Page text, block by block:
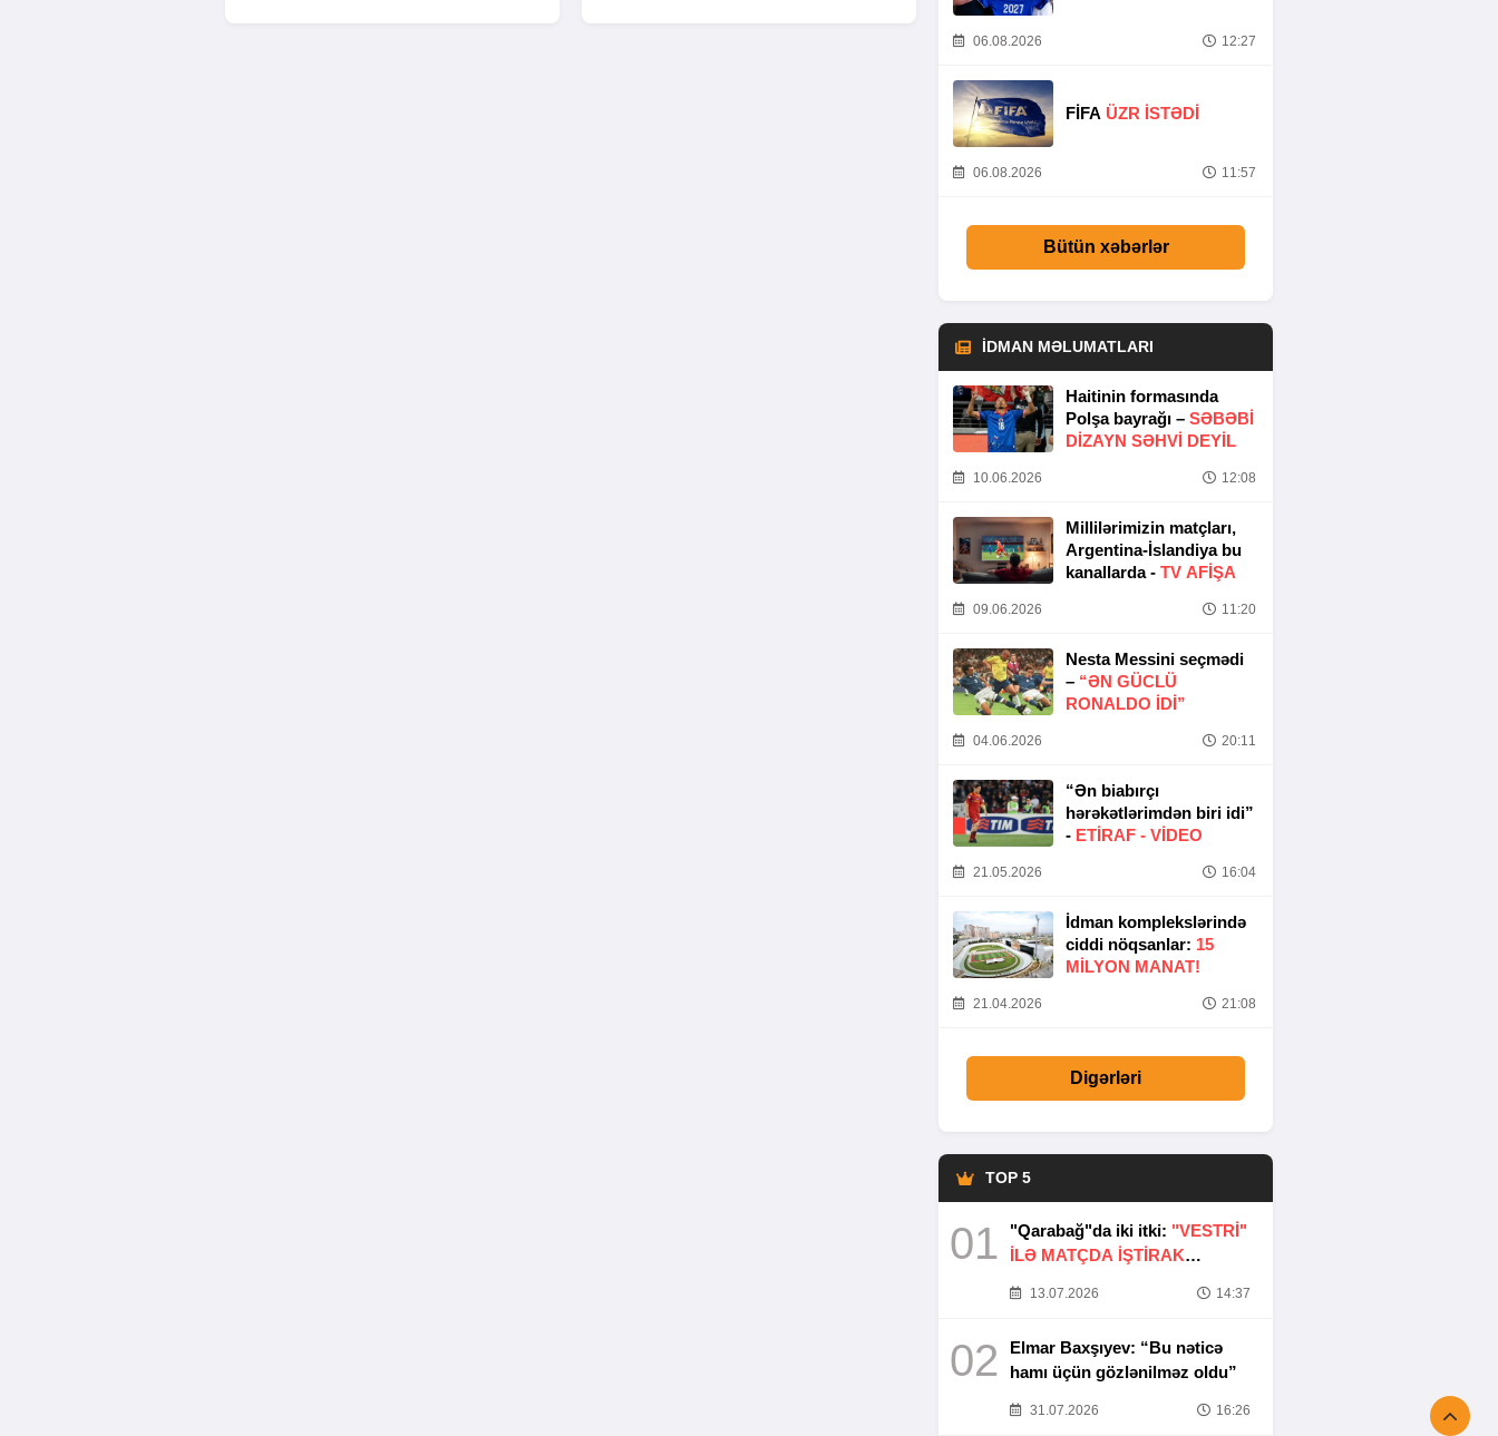
06.08.2026 12:27
FİFA ÜZR İSTƏDİ
06.08.2026 11:57
Bütün xəbərlər
İDMAN MƏLUMATLARI
Haitinin formasında
Polşa bayrağı – SƏBƏBI
DIZAYN SƏHVI DEYIL
10.06.2026 12:08
Millilərimizin matçları,
Argentina-İslandiya bu
kanallarda - TV AFİŞA
09.06.2026 11:20
Nesta Messini seçmədi
– “ƏN GÜCLÜ
RONALDO IDI”
04.06.2026 20:11
“Ən biabırçı
hərəkətlərimdən biri idi”
- ETIRAF - VİDEO
21.05.2026 16:04
İdman komplekslərində
ciddi nöqsanlar: 15
MILYON MANAT!
21.04.2026 21:08
Digərləri
TOP 5
01 "Qarabağ"da iki itki: "VESTRİ"
İLƏ MATÇDA İŞTİRAK
13.07.2026 14:37
02
Elmar Baxşıyev: “Bu nəticə
hamı üçün gözlənilməz oldu”
31.07.2026 16:26